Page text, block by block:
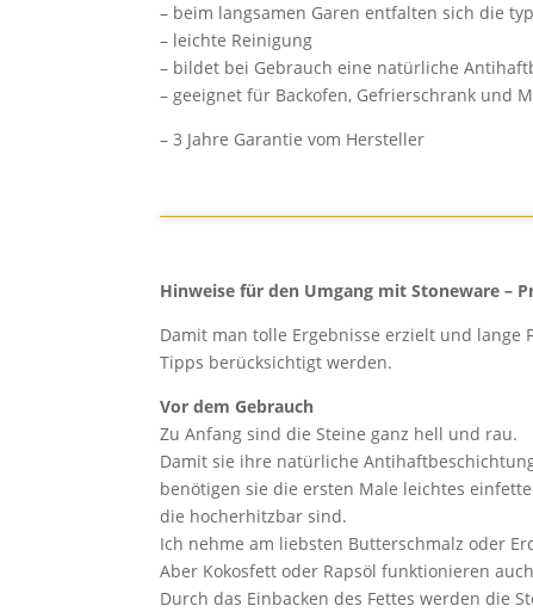
– beim langsamen Garen entfalten sich die
– leichte Reinigung
– bildet bei Gebrauch eine natürliche
– geeignet für Backofen, Gefrierschrank und
– 3 Jahre Garantie vom Hersteller
Hinweise für den Umgang mit Stoneware –
Damit man tolle Ergebnisse erzielt und lange
Tipps berücksichtigt werden.
Vor dem Gebrauch
Zu Anfang sind die Steine ganz hell und rau.
Damit sie ihre natürliche
benötigen sie die ersten Male leichtes
die hocherhitzbar sind.
Ich nehme am liebsten Butterschmalz oder
Aber Kokosfett oder Rapsöl funktionieren
Durch das Einbacken des Fettes werden die